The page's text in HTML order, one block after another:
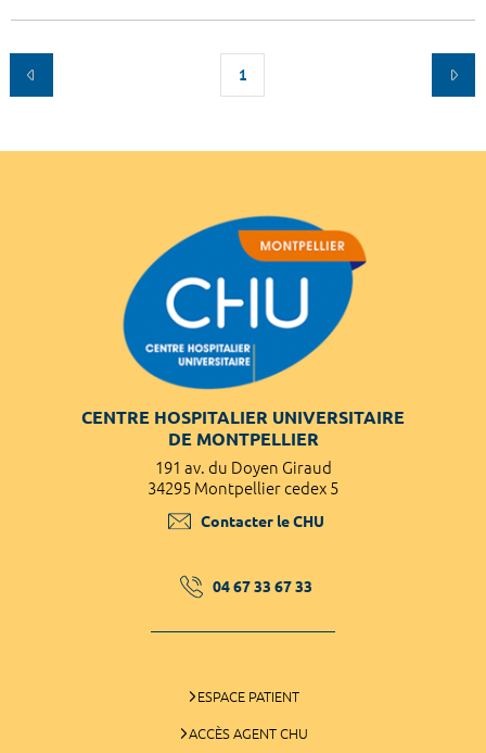
1
CENTRE HOSPITALIER UNIVERSITAIRE
DE MONTPELLIER
191 av. du Doyen Giraud
34295 Montpellier cedex 5
Contacter le CHU
04 67 33 67 33
ESPACE PATIENT
ACCÈS AGENT CHU